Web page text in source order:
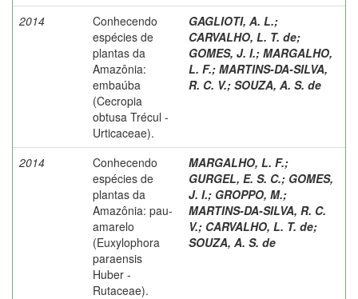
2014
Conhecendo
espécies de
plantas da
Amazônia:
embaúba
(Cecropia
obtusa Trécul -
Urticaceae).
GAGLIOTI, A. L.;
CARVALHO, L. T. de;
GOMES, J. I.; MARGALHO,
L. F.; MARTINS-DA-SILVA,
R. C. V.; SOUZA, A. S. de
2014
Conhecendo
espécies de
plantas da
Amazônia: pau-
amarelo
(Euxylophora
paraensis
Huber -
Rutaceae).
MARGALHO, L. F.;
GURGEL, E. S. C.; GOMES,
J. I.; GROPPO, M.;
MARTINS-DA-SILVA, R. C.
V.; CARVALHO, L. T. de;
SOUZA, A. S. de